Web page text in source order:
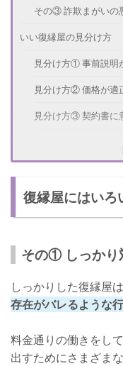
その③ 詐欺まがいの
いい復縁屋の見分け方
見分け方① 事前説明
見分け方② 価格が適
見分け方③ 契約書に
きっかけ① 打ち合わ
きっかけ② もうすぐ
きっかけ③ 復縁屋と
復縁屋とはいえ人間相
相手がすでに結婚し
復縁屋にはいろ
その① しっかり
しっかりした復縁屋は
存在がバレるような
料金通りの働きをし
出すためにさまざま